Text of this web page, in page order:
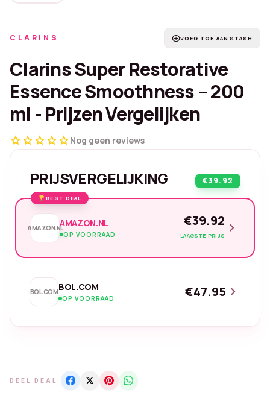
CLARINS add_circleVOEG TOE AAN STASH
Clarins Super Restorative
Essence Smoothness – 200
ml - Prijzen Vergelijken
starstarstarstarstarNog geen reviews
PRIJSVERGELIJKING €39.92
BEST DEAL
AMAZON.NLAMAZON.NL
OP VOORRAAD
€39.92
LAAGSTE PRIJS chevron_right
BOL.COMBOL.COM
OP VOORRAAD €47.95 chevron_right
DEEL DEAL: